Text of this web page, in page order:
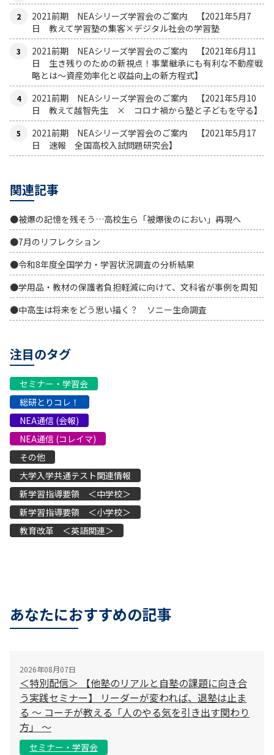
2021前期 NEAシリーズ学習会のご案内 【2021年5月7
日 教えて学習塾の集客×デジタル社会の学習塾
2021前期 NEAシリーズ学習会のご案内 【2021年6月11
日 生き残りのための新視点！事業継承にも有利な不動産戦
略とは〜資産効率化と収益向上の新方程式】
2021前期 NEAシリーズ学習会のご案内 【2021年5月10
日 教えて越智先生 × コロナ禍から塾と子どもを守る】
2021前期 NEAシリーズ学習会のご案内 【2021年5月17
日 速報 全国高校入試問題研究会】
関連記事
●被爆の記憶を残そう…高校生ら「被爆後のにおい」再現へ
●7月のリフレクション
●令和8年度全国学力・学習状況調査の分析結果
●学用品・教材の保護者負担軽減に向けて、文科省が事例を周知
●中高生は将来をどう思い描く？ ソニー生命調査
注目のタグ
セミナー・学習会
総研とりコレ！
NEA通信 (会報)
NEA通信 (コレイマ)
その他
大学入学共通テスト関連情報
新学習指導要領 ＜中学校＞
新学習指導要領 ＜小学校＞
教育改革 ＜英語関連＞
あなたにおすすめの記事
2026年08月07日
＜特別配信＞ 【他塾のリアルと自塾の課題に向き合
う実践セミナー】 リーダーが変われば、退塾は止ま
る 〜 コーチが教える「人のやる気を引き出す関わり
方」 〜
セミナー・学習会